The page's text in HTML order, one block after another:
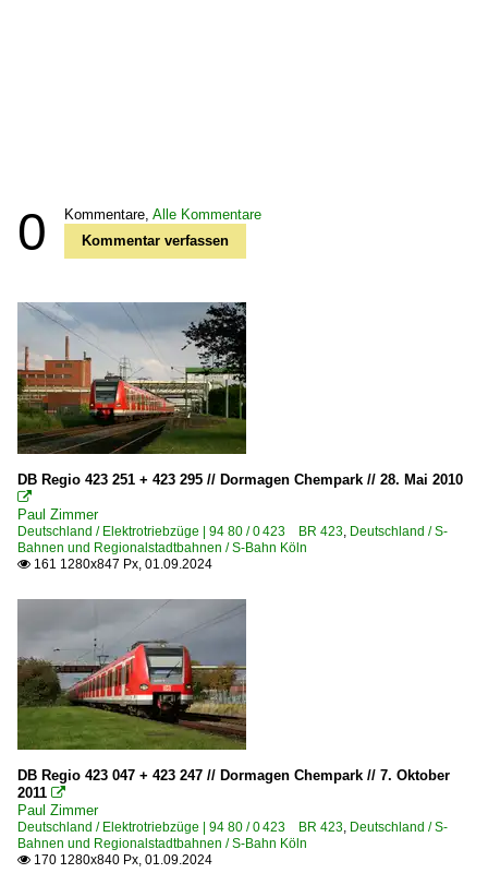
0 Kommentare, Alle Kommentare
Kommentar verfassen
DB Regio 423 251 + 423 295 // Dormagen Chempark // 28. Mai 2010

Paul Zimmer
Deutschland / Elektrotriebzüge | 94 80 / 0 423 BR 423, Deutschland / S-
Bahnen und Regionalstadtbahnen / S-Bahn Köln
 161 1280x847 Px, 01.09.2024
DB Regio 423 047 + 423 247 // Dormagen Chempark // 7. Oktober
2011 
Paul Zimmer
Deutschland / Elektrotriebzüge | 94 80 / 0 423 BR 423, Deutschland / S-
Bahnen und Regionalstadtbahnen / S-Bahn Köln
 170 1280x840 Px, 01.09.2024